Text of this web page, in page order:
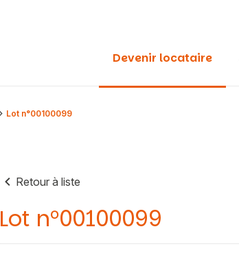
Devenir locataire
Lot n°00100099
Retour à liste
Lot n°00100099